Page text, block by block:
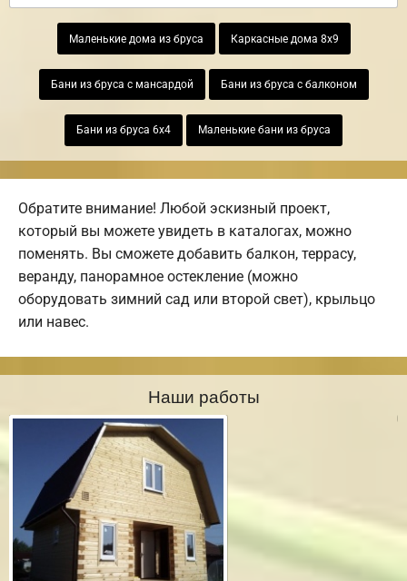
Маленькие дома из бруса Каркасные дома 8х9
Бани из бруса с мансардой Бани из бруса с балконом
Бани из бруса 6х4 Маленькие бани из бруса
Обратите внимание! Любой эскизный проект,
который вы можете увидеть в каталогах, можно
поменять. Вы сможете добавить балкон, террасу,
веранду, панорамное остекление (можно
оборудовать зимний сад или второй свет), крыльцо
или навес.
Наши работы